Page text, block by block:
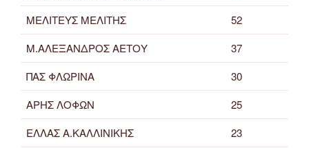
ΜΕΛΙΤΕΥΣ ΜΕΛΙΤΗΣ
52
Μ.ΑΛΕΞΑΝΔΡΟΣ ΑΕΤΟΥ
37
ΠΑΣ ΦΛΩΡΙΝΑ
30
ΑΡΗΣ ΛΟΦΩΝ
25
ΕΛΛΑΣ Α.ΚΑΛΛΙΝΙΚΗΣ
23